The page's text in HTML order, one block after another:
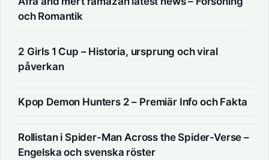
och Romantik
2 Girls 1 Cup – Historia, ursprung och viral
påverkan
Kpop Demon Hunters 2 – Premiär Info och Fakta
Rollistan i Spider-Man Across the Spider-Verse –
Engelska och svenska röster